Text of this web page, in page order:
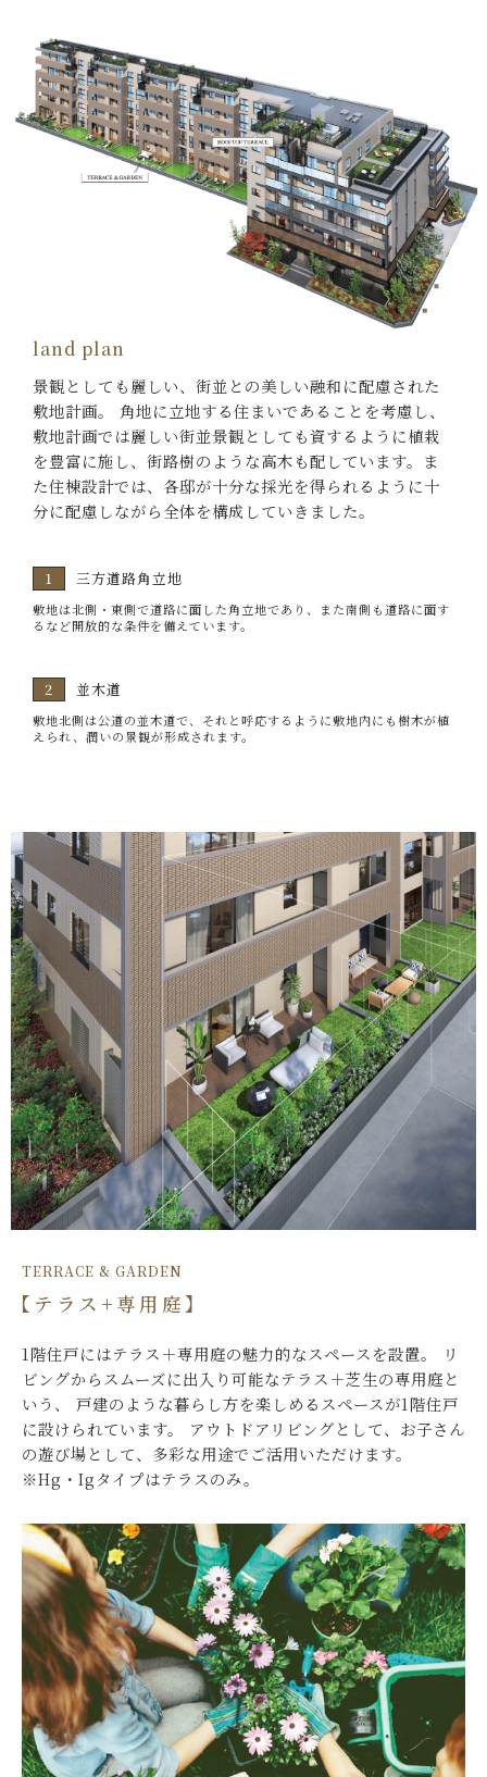
land plan
景観としても麗しい、街並との美しい融和に配慮された
敷地計画。
角地に立地する住まいであることを考慮し、
敷地計画では麗しい街並景観としても資するように植栽
を豊富に施し、街路樹のような高木も配しています。ま
た住棟設計では、各邸が十分な採光を得られるように十
分に配慮しながら全体を構成していきました。
三方道路角立地
敷地は北側・東側で道路に面した角立地であり、また南側も道路に面す
るなど開放的な条件を備えています。
並木道
敷地北側は公道の並木道で、それと呼応するように敷地内にも樹木が植
えられ、潤いの景観が形成されます。
TERRACE & GARDEN
【テラス+専用庭】
1階住戸にはテラス＋専用庭の魅力的なスペースを設置。
リ
ビングからスムーズに出入り可能なテラス＋芝生の専用庭と
いう、
戸建のような暮らし方を楽しめるスペースが1階住戸
に設けられています。
アウトドアリビングとして、お子さん
の遊び場として、多彩な用途でご活用いただけます。
※Hg・Igタイプはテラスのみ。